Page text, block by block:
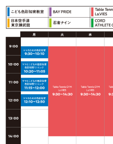
メ
イ
ン
コ
ン
テ
ン
ツ
へ
移